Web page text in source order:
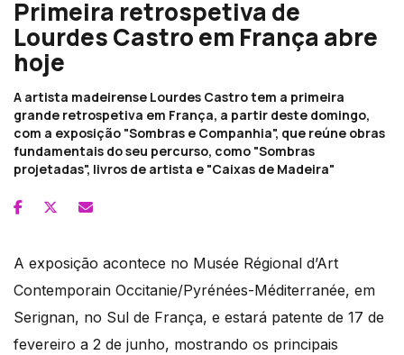
Primeira retrospetiva de
Lourdes Castro em França abre
hoje
A artista madeirense Lourdes Castro tem a primeira
grande retrospetiva em França, a partir deste domingo,
com a exposição "Sombras e Companhia", que reúne obras
fundamentais do seu percurso, como "Sombras
projetadas", livros de artista e "Caixas de Madeira"
A exposição acontece no Musée Régional d’Art
Contemporain Occitanie/Pyrénées-Méditerranée, em
Serignan, no Sul de França, e estará patente de 17 de
fevereiro a 2 de junho, mostrando os principais